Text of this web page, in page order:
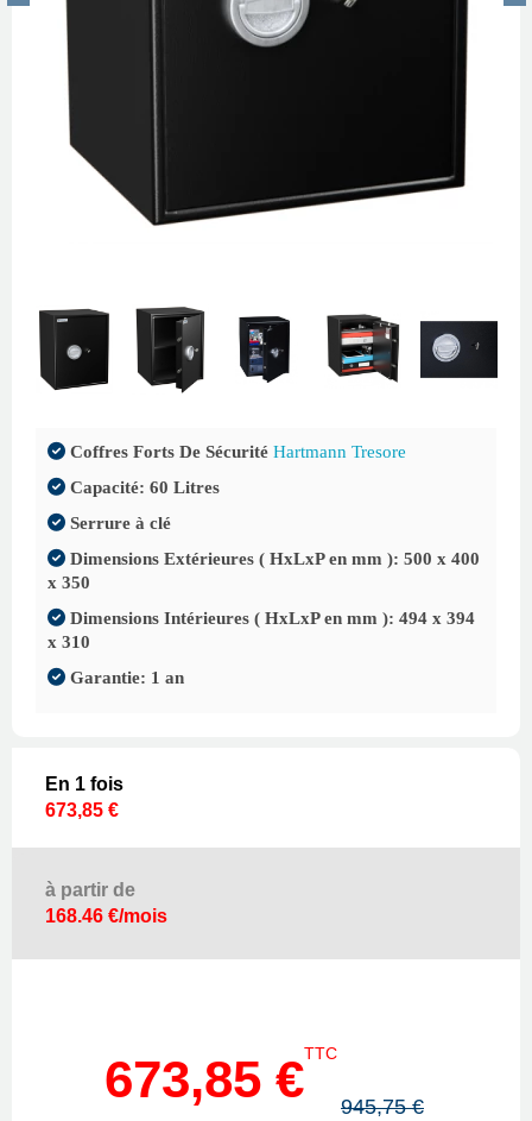
Coffres Forts De Sécurité Hartmann Tresore
Capacité: 60 Litres
Serrure à clé
Dimensions Extérieures ( HxLxP en mm ): 500 x 400
x 350
Dimensions Intérieures ( HxLxP en mm ): 494 x 394
x 310
Garantie: 1 an
à partir de
168.46 €/mois
En 1 fois
673,85 €
673,85 €TTC
945,75 €